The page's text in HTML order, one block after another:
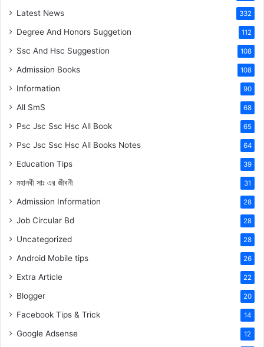
Latest News 332
Degree And Honors Suggetion 112
Ssc And Hsc Suggestion 108
Admission Books 108
Information 90
All SmS 68
Psc Jsc Ssc Hsc All Book 65
Psc Jsc Ssc Hsc All Books Notes 64
Education Tips 39
মহানবী সাঃ এর জীবনী 31
Admission Information 28
Job Circular Bd 28
Uncategorized 28
Android Mobile tips 26
Extra Article 22
Blogger 20
Facebook Tips & Trick 14
Google Adsense 12